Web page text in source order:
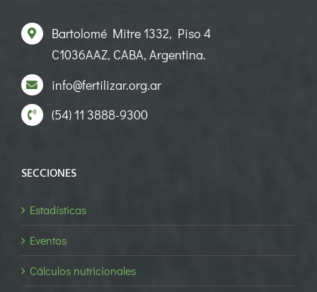
Bartolomé Mitre 1332, Piso 4
C1036AAZ, CABA, Argentina.
info@fertilizar.org.ar
(54) 11 3888-9300
SECCIONES
Estadísticas
Eventos
Cálculos nutricionales